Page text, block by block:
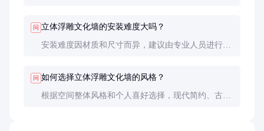
问 立体浮雕文化墙的安装难度大吗？
安装难度因材质和尺寸而异，建议由专业人员进行安
问 如何选择立体浮雕文化墙的风格？
根据空间整体风格和个人喜好选择，现代简约、古典